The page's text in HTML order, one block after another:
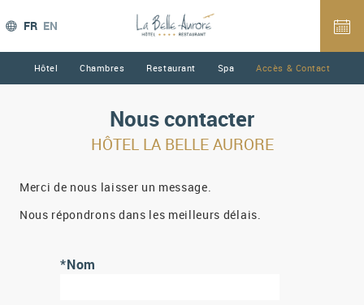
FR EN
Hôtel Chambres Restaurant Spa Accès & Contact
Nous contacter
HÔTEL LA BELLE AURORE
Merci de nous laisser un message.
Nous répondrons dans les meilleurs délais.
*Nom